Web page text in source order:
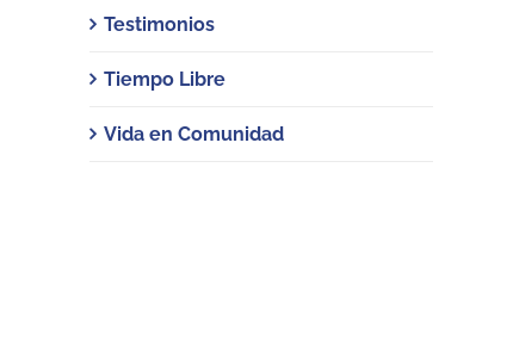
Testimonios
Tiempo Libre
Vida en Comunidad